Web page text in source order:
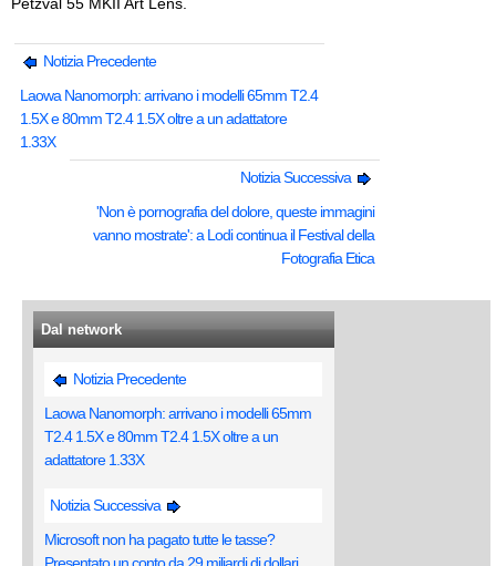
Notizia Precedente
Laowa Nanomorph: arrivano i modelli 65mm T2.4
1.5X e 80mm T2.4 1.5X oltre a un adattatore
1.33X
Notizia Successiva
'Non è pornografia del dolore, queste immagini
vanno mostrate': a Lodi continua il Festival della
Fotografia Etica
Dal network
Notizia Precedente
Laowa Nanomorph: arrivano i modelli 65mm
T2.4 1.5X e 80mm T2.4 1.5X oltre a un
adattatore 1.33X
Notizia Successiva
Microsoft non ha pagato tutte le tasse?